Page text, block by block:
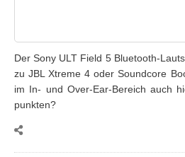
Der Sony ULT Field 5 Bluetooth-
zu JBL Xtreme 4 oder Soundcore
im In- und Over-Ear-Bereich auch
punkten?